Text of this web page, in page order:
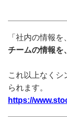
「社内の情報
チームの情報を
これ以上なくシ
られます。
https://